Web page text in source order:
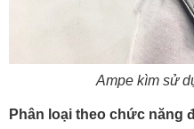
Ampe kìm sử
Phân loại theo chức năng